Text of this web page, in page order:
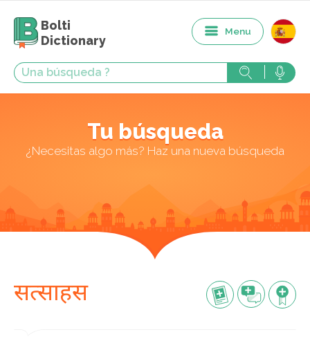
Bolti
Dictionary
Menu
Tu búsqueda
¿Necesitas algo más? Haz una nueva búsqueda
सत्साहस